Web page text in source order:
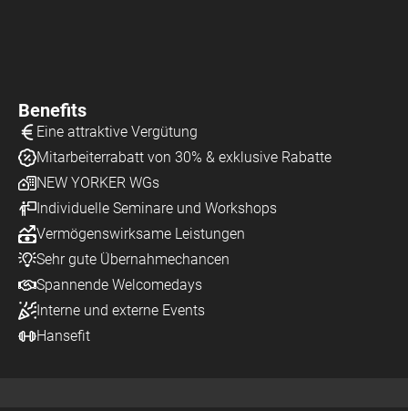
Benefits
Eine attraktive Vergütung
Mitarbeiterrabatt von 30% & exklusive Rabatte
NEW YORKER WGs
Individuelle Seminare und Workshops
Vermögenswirksame Leistungen
Sehr gute Übernahmechancen
Spannende Welcomedays
Interne und externe Events
Hansefit